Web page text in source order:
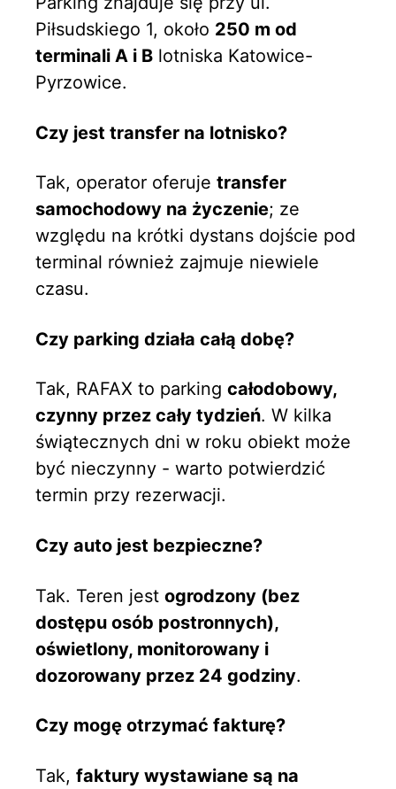
Piłsudskiego 1, około 250 m od
terminali A i B lotniska Katowice-
Pyrzowice.
Czy jest transfer na lotnisko?
Tak, operator oferuje transfer
samochodowy na życzenie; ze
względu na krótki dystans dojście pod
terminal również zajmuje niewiele
czasu.
Czy parking działa całą dobę?
Tak, RAFAX to parking całodobowy,
czynny przez cały tydzień. W kilka
świątecznych dni w roku obiekt może
być nieczynny - warto potwierdzić
termin przy rezerwacji.
Czy auto jest bezpieczne?
Tak. Teren jest ogrodzony (bez
dostępu osób postronnych),
oświetlony, monitorowany i
dozorowany przez 24 godziny.
Czy mogę otrzymać fakturę?
Tak, faktury wystawiane są na